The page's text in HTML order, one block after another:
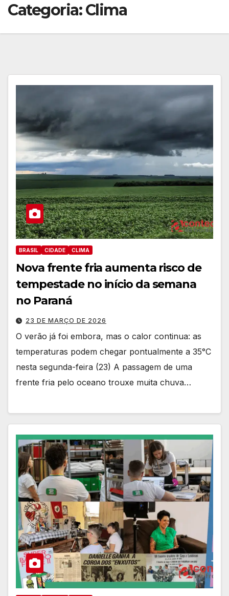
Categoria:Clima
BRASIL CIDADE CLIMA
Nova frente fria aumenta risco de
tempestade no início da semana
no Paraná
23 DE MARÇO DE 2026
O verão já foi embora, mas o calor continua: as
temperaturas podem chegar pontualmente a 35°C
nesta segunda-feira (23) A passagem de uma
frente fria pelo oceano trouxe muita chuva…